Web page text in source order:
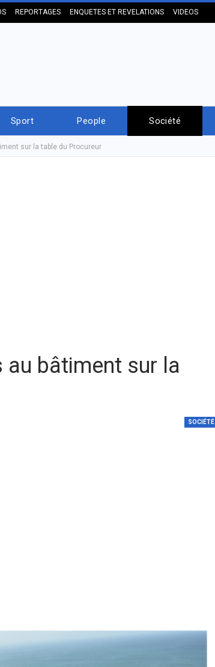
REPORTAGES ENQUETES ET REVELATIONS VIDEOS
Sport People Société
sur la table du Procureur
bâtiment sur la
SOCIÉTÉ